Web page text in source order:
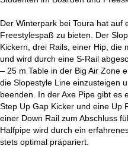
Der Winterpark bei Toura hat auf
Freestylespaß zu bieten. Der
Kickern, drei Rails, einer Hip, die
und wird durch eine S-Rail
– 25 m Table in der Big Air Zone
die Slopestyle Line einzusteigen
beenden. In der Axe Pipe gibt es
Step Up Gap Kicker und eine Up
einer Down Rail zum Abschluss
Halfpipe wird durch ein
stets optimal präpariert.